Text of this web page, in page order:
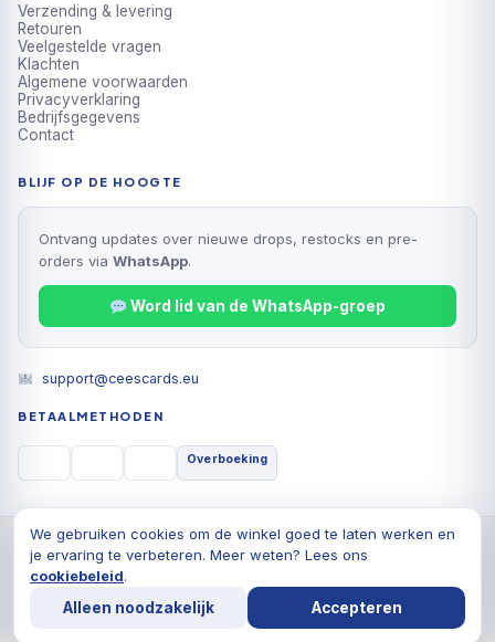
Verzending & levering
Retouren
Veelgestelde vragen
Klachten
Algemene voorwaarden
Privacyverklaring
Bedrijfsgegevens
Contact
BLIJF OP DE HOOGTE
Ontvang updates over nieuwe drops, restocks en pre-
orders via WhatsApp.
Word lid van de WhatsApp-groep
support@ceescards.eu
BETAALMETHODEN
Overboeking
© 2026 Cees Cards B.V., Alle rechten voorbehouden
PrivacyverklaringAlgemene voorwaarden Cookiebeleid
We gebruiken cookies om de winkel goed te laten werken en
je ervaring te verbeteren. Meer weten? Lees ons
cookiebeleid.
Alleen noodzakelijk
Accepteren
De waardering van ceescards.eu/ bijWebwinkelKeur
is 9.8/10 gebaseerd op 1764 reviews.